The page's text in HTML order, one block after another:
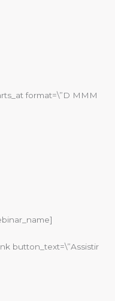
format=\”D MMM
button_text=\”Assistir